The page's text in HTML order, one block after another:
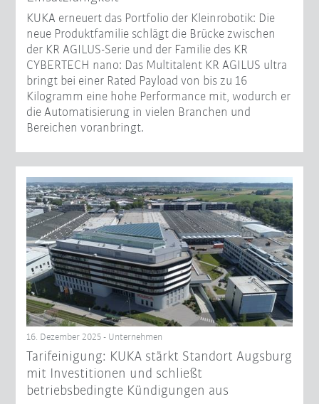
KUKA erneuert das Portfolio der Kleinrobotik: Die
neue Produktfamilie schlägt die Brücke zwischen
der KR AGILUS-Serie und der Familie des KR
CYBERTECH nano: Das Multitalent KR AGILUS ultra
bringt bei einer Rated Payload von bis zu 16
Kilogramm eine hohe Performance mit, wodurch er
die Automatisierung in vielen Branchen und
Bereichen voranbringt.
16. Dezember 2025 - Unternehmen
Tarifeinigung: KUKA stärkt Standort Augsburg
mit Investitionen und schließt
betriebsbedingte Kündigungen aus